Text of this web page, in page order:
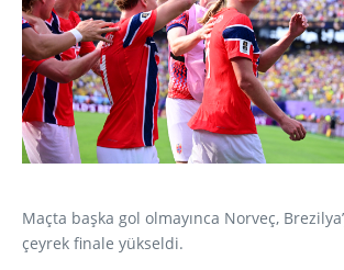
Maçta başka gol olmayınca Norveç,
çeyrek finale yükseldi.